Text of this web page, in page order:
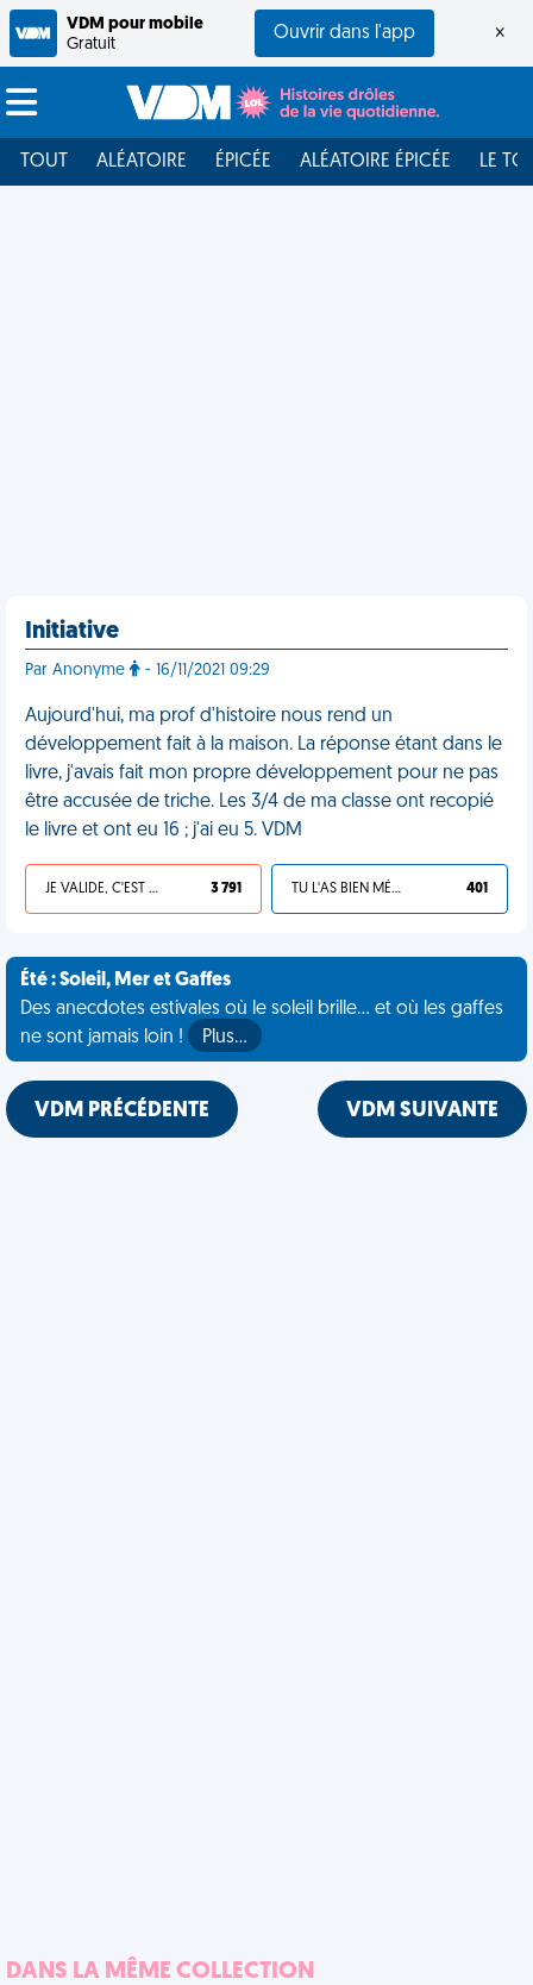
VDM pour mobile
Gratuit
Ouvrir dans l'app ×
TOUT ALÉATOIRE ÉPICÉE ALÉATOIRE ÉPICÉE LE
Initiative
Par Anonyme - 16/11/2021 09:29
Aujourd'hui, ma prof d'histoire nous rend un
développement fait à la maison. La réponse étant dans le
livre, j'avais fait mon propre développement pour ne pas
être accusée de triche. Les 3/4 de ma classe ont recopié
le livre et ont eu 16 ; j'ai eu 5. VDM
JE VALIDE, C'EST UNE VDM 3 791 TU L'AS BIEN MÉRITÉ 401
Été : Soleil, Mer et Gaffes
Des anecdotes estivales où le soleil brille... et où les gaffes
ne sont jamais loin !
Plus…
VDM PRÉCÉDENTE VDM SUIVANTE
DANS LA MÊME COLLECTION